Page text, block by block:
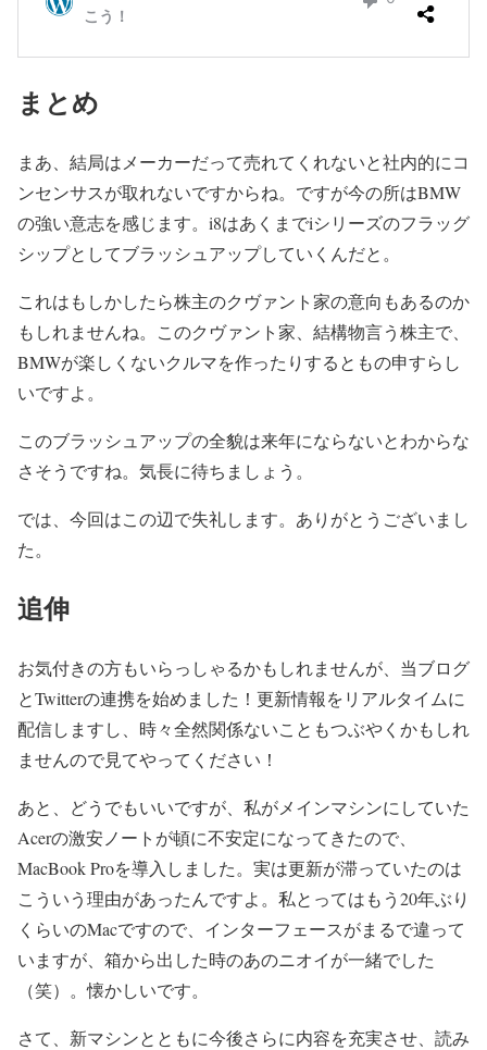
まとめ
まあ、結局はメーカーだって売れてくれないと社内的にコ
ンセンサスが取れないですからね。ですが今の所はBMW
の強い意志を感じます。i8はあくまでiシリーズのフラッグ
シップとしてブラッシュアップしていくんだと。
これはもしかしたら株主のクヴァント家の意向もあるのか
もしれませんね。このクヴァント家、結構物言う株主で、
BMWが楽しくないクルマを作ったりするともの申すらし
いですよ。
このブラッシュアップの全貌は来年にならないとわからな
さそうですね。気長に待ちましょう。
では、今回はこの辺で失礼します。ありがとうございまし
た。
追伸
お気付きの方もいらっしゃるかもしれませんが、当ブログ
とTwitterの連携を始めました！更新情報をリアルタイムに
配信しますし、時々全然関係ないこともつぶやくかもしれ
ませんので見てやってください！
あと、どうでもいいですが、私がメインマシンにしていた
Acerの激安ノートが頓に不安定になってきたので、
MacBook Proを導入しました。実は更新が滞っていたのは
こういう理由があったんですよ。私とってはもう20年ぶり
くらいのMacですので、インターフェースがまるで違って
いますが、箱から出した時のあのニオイが一緒でした
（笑）。懐かしいです。
さて、新マシンとともに今後さらに内容を充実させ、読み